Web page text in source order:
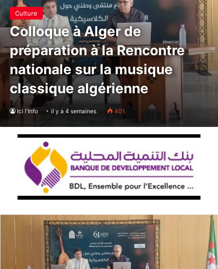
Culture
Colloque à Alger de
préparation à la Rencontre
nationale sur la musique
classique algérienne
Ici l'Info il y a 4 semaines 401